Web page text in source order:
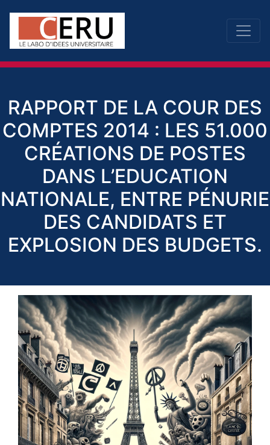
RAPPORT DE LA COUR DES
COMPTES 2014 : LES 51.000
CRÉATIONS DE POSTES
DANS L’EDUCATION
NATIONALE, ENTRE PÉNURIE
DES CANDIDATS ET
EXPLOSION DES BUDGETS.